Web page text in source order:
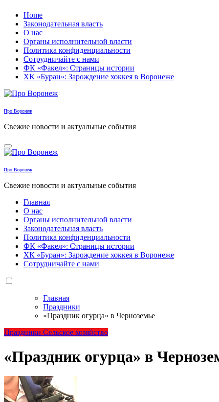
Перейти
содержанию
Home
Законодательная власть
О нас
Органы исполнительной власти
Политика конфиденциальности
Сотрудничайте с нами
ФК «Факел»: Страницы истории
ХК «Буран»: Зарождение хоккея в Воронеже
Про Воронеж
Свежие новости и актуальные события
Про Воронеж
Свежие новости и актуальные события
Главная
О нас
Органы исполнительной власти
Законодательная власть
Политика конфиденциальности
ФК «Факел»: Страницы истории
ХК «Буран»: Зарождение хоккея в Воронеже
Сотрудничайте с нами
Главная
Праздники
«Праздник огурца» в Черноземье
Праздники Сельское хозяйство
«Праздник огурца» в